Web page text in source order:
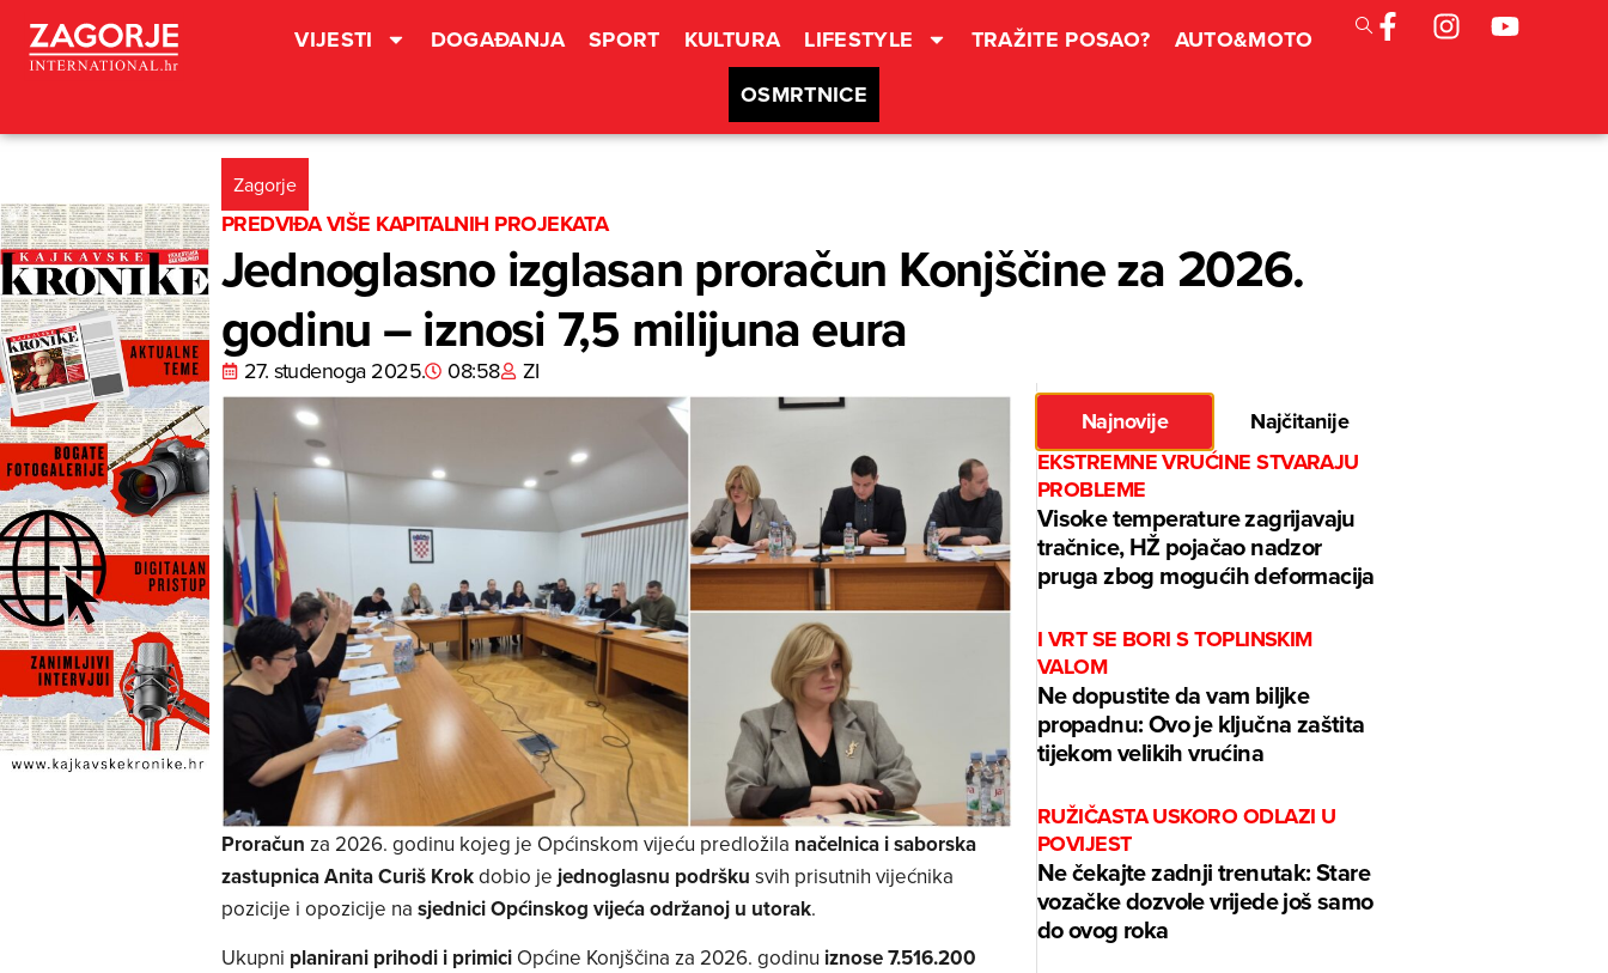
VIJESTI DOGAĐANJA SPORT KULTURA LIFESTYLE TRAŽITE POSAO?
AUTO&MOTO
OSMRTNICE
Zagorje
PREDVIĐA VIŠE KAPITALNIH PROJEKATA
Jednoglasno izglasan proračun Konjščine za 2026.
godinu – iznosi 7,5 milijuna eura
27. studenoga 2025. 08:58 ZI
Proračun za 2026. godinu kojeg je Općinskom vijeću predložila načelnica i saborska
zastupnica Anita Curiš Krokdobio je jednoglasnu podršku svih prisutnih vijećnika
pozicije i opozicije na sjednici Općinskog vijeća održanoj u utorak.
Ukupni planirani prihodi i primici Općine Konjščina za 2026. godinu iznose 7.516.200
Najnovije
Najčitanije
EKSTREMNE VRUĆINE STVARAJU
PROBLEME
Visoke temperature zagrijavaju
tračnice, HŽ pojačao nadzor
pruga zbog mogućih deformacija
I VRT SE BORI S TOPLINSKIM
VALOM
Ne dopustite da vam biljke
propadnu: Ovo je ključna zaštita
tijekom velikih vrućina
RUŽIČASTA USKORO ODLAZI U
POVIJEST
Ne čekajte zadnji trenutak: Stare
vozačke dozvole vrijede još samo
do ovog roka